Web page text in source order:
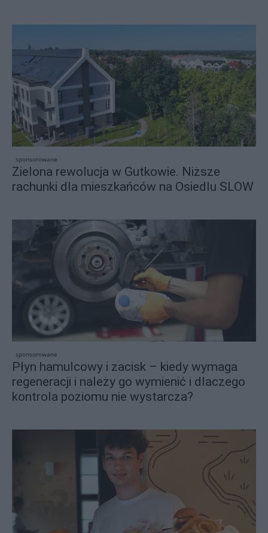
sponsorowane
Zielona rewolucja w Gutkowie. Niższe
rachunki dla mieszkańców na Osiedlu SLOW
sponsorowane
Płyn hamulcowy i zacisk – kiedy wymaga
regeneracji i należy go wymienić i dlaczego
kontrola poziomu nie wystarcza?